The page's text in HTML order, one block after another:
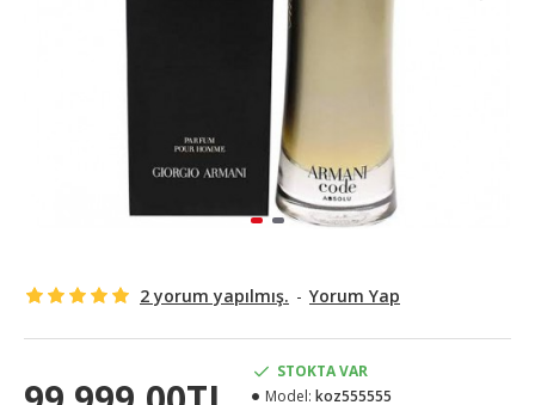
2 yorum yapılmış. - Yorum Yap
STOKTA VAR
Model: koz555555